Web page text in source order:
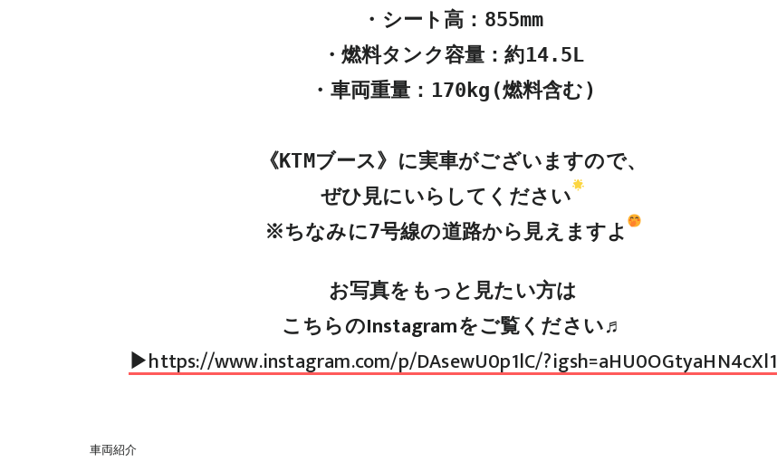
・シート高：855mm
・燃料タンク容量：約14.5L
・車両重量：170kg(燃料含む)
《KTMブース》に実車がございますので、
ぜひ見にいらしてください
※ちなみに7号線の道路から見えますよ
お写真をもっと見たい方は
こちらのInstagramをご覧ください♬
▶https://www.instagram.com/p/DAsewU0p1lC/?igsh=aHU0OGtyaHN4cXl1
車両紹介